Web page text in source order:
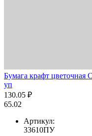
Бумага крафт цветочная
уп
130.05 ₽
65.02
Артикул:
33610ПУ